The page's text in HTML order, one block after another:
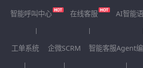
智能呼叫中心 在线客服 AI智能
工单系统
企微SCRM 智能客服Agent